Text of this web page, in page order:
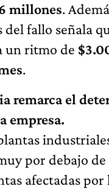
millones.
fallo señala
un ritmo de
.
remarca el
empresa.
por debajo de
afectadas por